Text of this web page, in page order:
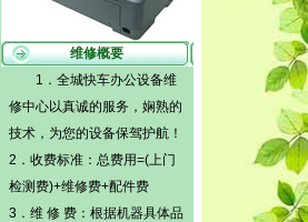
维修概要
1．全城快车办公设备维
修中心以真诚的服务，娴熟的
技术，为您的设备保驾护航！
2．收费标准：总费用=(上门
检测费)+维修费+配件费
3．维 修 费：根据机器具体品